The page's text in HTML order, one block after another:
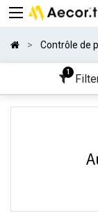
Contrôle de
1